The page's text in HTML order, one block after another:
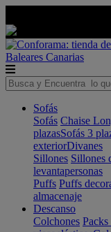
Baleares Canarias
Sofás
Sofás Chaise
plazasSofás 3
exteriorDivanes
Sillones Sillones
levantapersonas
Puffs Puffs
almacenaje
Descanso
Colchones